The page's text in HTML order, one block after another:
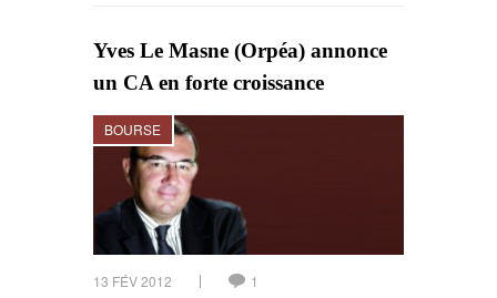
Yves Le Masne (Orpéa) annonce
un CA en forte croissance
BOURSE
13 FÉV 2012
1